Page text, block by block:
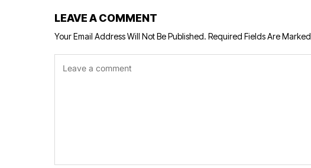
LEAVE A COMMENT
Your Email Address Will Not Be Published. Required Fields Are Marked